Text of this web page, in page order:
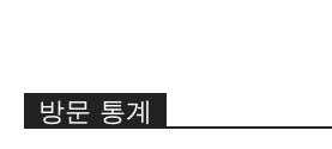
방문 통계